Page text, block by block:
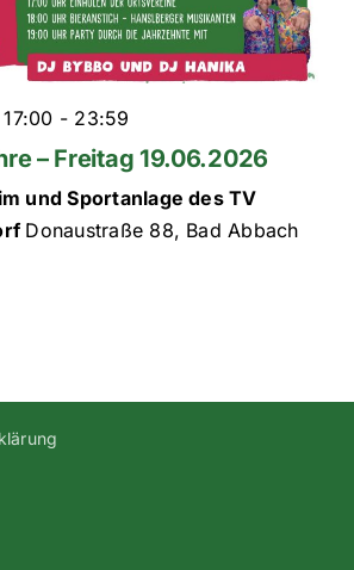
- 23:59
– Freitag 19.06.2026
und Sportanlage des TV
Donaustraße 88, Bad Abbach